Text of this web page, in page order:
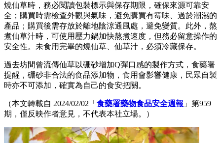
燒仙草時，務必閱讀包裝標示與保存期限，確保來源可靠安
全；購買時需檢查外觀與氣味，避免購買有霉味、過於潮濕的
產品；購買後需存放於離地陰涼通風處，避免變質。此外，熬
煮仙草汁時，可使用壓力鍋加快熬煮速度，但務必留意操作的
安全性。未食用完畢的燒仙草、仙草汁，必須冷藏保存。
過去坊間曾流傳仙草以硼砂增加Q彈口感的製作方式，食藥署
提醒，硼砂非合法的食品添加物，食用會影響健康，民眾自製
時亦不可添加，確實為自己的食安把關。
（本文轉載自 2024/02/02「 食藥署藥物食品安全週報 」第959
期，僅反映作者意見，不代表本社立場。）